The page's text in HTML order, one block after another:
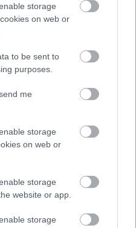
storage
on web or
to be sent to
purposes.
me
storage
on web or
storage
website or app.
storage
Legyen
tehet róla!) Az
se azt látják
magukkal törődni,
megelőzni a bajt,
mint régen. Pedig az
LEGJELLEMZŐBB
üzlet a világon! Nem
a családok, akik
hanem azt, a segélyből
Miközben ezek igazak,
A félig üres a
a pohár helyett. (ez
Sok olyan is van ami
mert nem értik,